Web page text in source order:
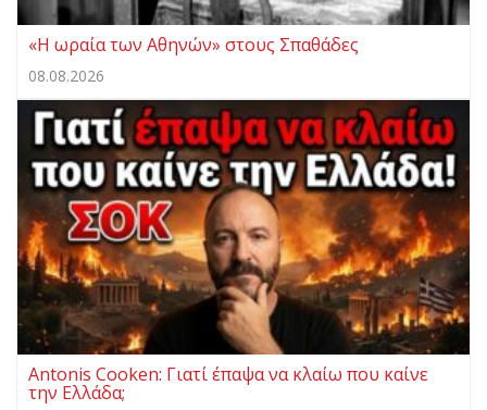
«Η ωραία των Αθηνών» στους Σπαθάδες
08.08.2026
Antonis Cooken: Γιατί έπαψα να κλαίω που καίνε
την Ελλάδα;